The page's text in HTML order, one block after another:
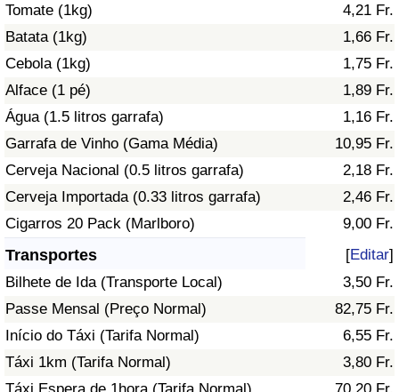
Tomate (1kg)
4,21 Fr.
Batata (1kg)
1,66 Fr.
Cebola (1kg)
1,75 Fr.
Alface (1 pé)
1,89 Fr.
Água (1.5 litros garrafa)
1,16 Fr.
Garrafa de Vinho (Gama Média)
10,95 Fr.
Cerveja Nacional (0.5 litros garrafa)
2,18 Fr.
Cerveja Importada (0.33 litros garrafa)
2,46 Fr.
Cigarros 20 Pack (Marlboro)
9,00 Fr.
Transportes [Editar]
Bilhete de Ida (Transporte Local)
3,50 Fr.
Passe Mensal (Preço Normal)
82,75 Fr.
Início do Táxi (Tarifa Normal)
6,55 Fr.
Táxi 1km (Tarifa Normal)
3,80 Fr.
Trânsito
Indicador de Trânsito
Indicador de Trânsito (Atual)
Indicador de Trânsito por País